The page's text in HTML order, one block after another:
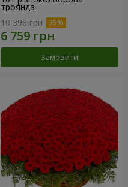
троянда
10 398 грн
Замовити